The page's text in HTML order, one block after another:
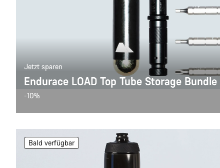
Jetzt sparen
Endurace LOAD Top Tube Storage Bundle
-10%
Bald verfügbar